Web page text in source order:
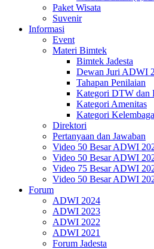
Paket Wisata
Suvenir
Informasi
Event
Materi Bimtek
Bimtek Jadesta
Dewan Juri ADWI
Tahapan Penilaian
Kategori DTW dan
Kategori Amenitas
Kategori
Direktori
Pertanyaan dan Jawaban
Video 50 Besar ADWI
Video 50 Besar ADWI
Video 75 Besar ADWI
Video 50 Besar ADWI
Forum
ADWI 2024
ADWI 2023
ADWI 2022
ADWI 2021
Forum Jadesta